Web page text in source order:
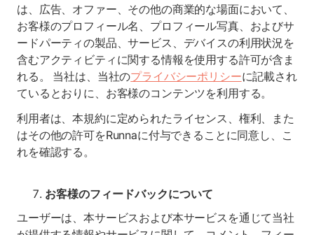
は、広告、オファー、その他の商業的な場面において、
お客様のプロフィール名、プロフィール写真、およびサ
ードパーティの製品、サービス、デバイスの利用状況を
含むアクティビティに関する情報を使用する許可が含ま
れる。 当社は、当社のプライバシーポリシーに記載され
ているとおりに、お客様のコンテンツを利用する。
利用者は、本規約に定められたライセンス、権利、また
はその他の許可をRunnaに付与できることに同意し、こ
れを確認する。
お客様のフィードバックについて
ユーザーは、本サービスおよび本サービスを通じて当社